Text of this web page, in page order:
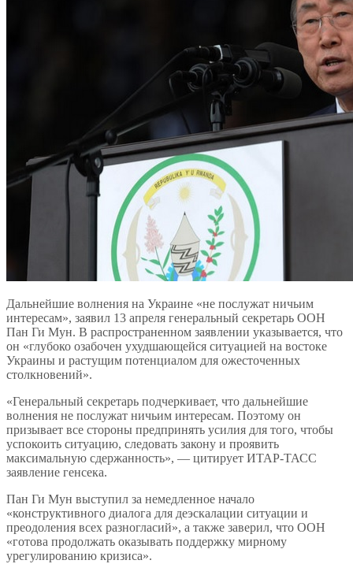
Дальнейшие волнения на Украине «не послужат ничьим
интересам», заявил 13 апреля генеральный секретарь ООН
Пан Ги Мун. В распространенном заявлении указывается, что
он «глубоко озабочен ухудшающейся ситуацией на востоке
Украины и растущим потенциалом для ожесточенных
столкновений».
«Генеральный секретарь подчеркивает, что дальнейшие
волнения не послужат ничьим интересам. Поэтому он
призывает все стороны предпринять усилия для того, чтобы
успокоить ситуацию, следовать закону и проявить
максимальную сдержанность», — цитирует ИТАР-ТАСС
заявление генсека.
Пан Ги Мун выступил за немедленное начало
«конструктивного диалога для деэскалации ситуации и
преодоления всех разногласий», а также заверил, что ООН
«готова продолжать оказывать поддержку мирному
урегулированию кризиса».